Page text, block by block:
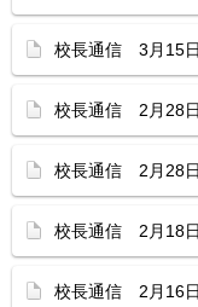
校長通信 3月15日
校長通信 2月28
校長通信 2月28
校長通信 2月18日
校長通信 2月16